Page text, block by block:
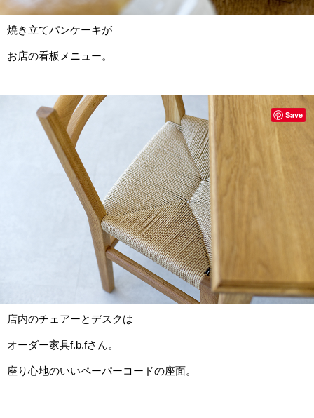
焼き立てパンケーキが
お店の看板メニュー。
店内のチェアーとデスクは
オーダー家具f.b.fさん。
座り心地のいいペーパーコードの座面。
Save